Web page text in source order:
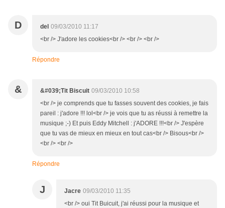
D del 09/03/2010 11:17
<br /> J'adore les cookies<br /> <br /> <br />
Répondre
& &#039;Tit Biscuit 09/03/2010 10:58
<br /> je comprends que tu fasses souvent des cookies, je fais
pareil : j'adore !!! lol<br /> je vois que tu as réussi à remettre la
musique ;-) Et puis Eddy Mitchell : j'ADORE !!!<br /> J'espère
que tu vas de mieux en mieux en tout cas<br /> Bisous<br />
<br /> <br />
Répondre
J Jacre 09/03/2010 11:35
<br /> oui Tit Buicuit, j'ai réussi pour la musique et